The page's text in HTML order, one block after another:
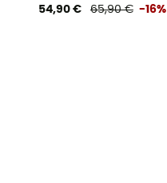
54,90 € 65,90 € -16%